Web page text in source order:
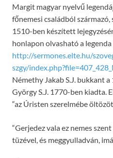
Margit magyar nyelvű
főnemesi családból
1510-ben készített
honlapon olvasható a legenda
http://sermones.elte.hu/
szgy/
Némethy Jakab S.J. bukkant
György S.J. 1770-ben kiadta.
“az Úristen szerelmébe
“Gerjedez vala ez nemes
tüzével, és meggyulladván,